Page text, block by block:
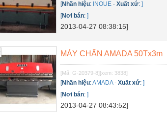
[Nhãn hiệu: INOUE -Xuất xứ:]
[Nơi bán:]
2013-04-27 08:38:15]
MÁY CHẤN AMADA 50Tx3m
[Mã: G-20379-8][xem: 3838]
[Nhãn hiệu:AMADA-Xuất xứ:]
[Nơi bán:]
2013-04-27 08:43:52]